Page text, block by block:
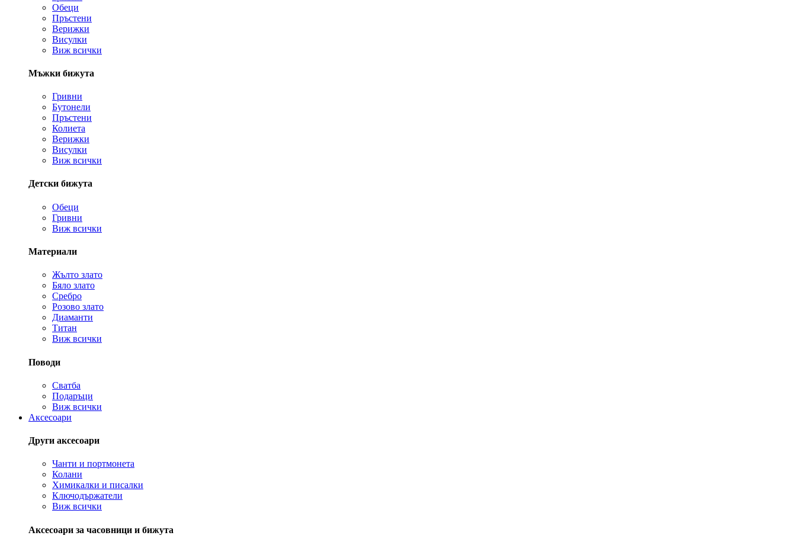
Обеци
Пръстени
Верижки
Висулки
Виж всички
Мъжки бижута
Гривни
Бутонели
Пръстени
Колиета
Верижки
Висулки
Виж всички
Детски бижута
Обеци
Гривни
Виж всички
Материали
Жълто злато
Бяло злато
Сребро
Розово злато
Диаманти
Титан
Виж всички
Поводи
Сватба
Подаръци
Виж всички
Аксесоари
Други аксесоари
Чанти и портмонета
Колани
Химикалки и писалки
Ключодържатели
Виж всички
Аксесоари за часовници и бижута